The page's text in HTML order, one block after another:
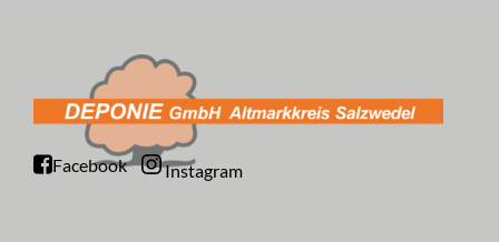
Facebook Instagram